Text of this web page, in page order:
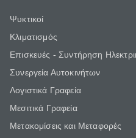
Ψυκτικοί
Κλιματισμός
Επισκευές - Συντήρηση
Συνεργεία Αυτοκινήτων
Λογιστικά Γραφεία
Μεσιτικά Γραφεία
Μετακομίσεις και Μεταφορές